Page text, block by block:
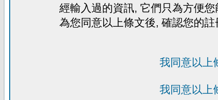
經輸入過的資訊, 它們只為方便
為您同意以上條文後, 確認您的
我同意以上
我同意以上